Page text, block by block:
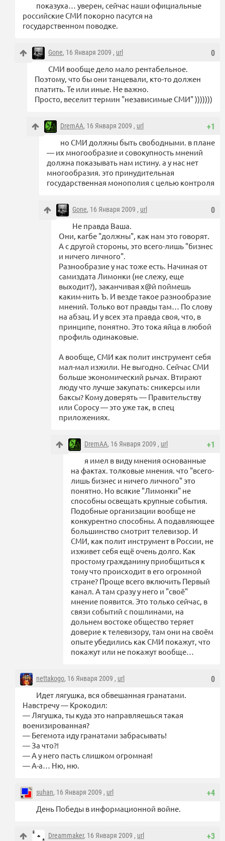
показуха… уверен, сейчас наши официальные
российские СМИ покорно пасутся на
государственном поводке.
0
Gone, 16 Января 2009 , url
СМИ вообще дело мало рентабельное.
Поэтому, что бы они танцевали, кто-то должен
платить. Те или иные. Не важно.
Просто, веселит термин "независимые СМИ" )))))))
+1
DremAA, 16 Января 2009 , url
но СМИ должны быть свободными. в плане
— их многообразие и совокупность мнений
должна показывать нам истину. а у нас нет
многообразия. это принудительная
государственная монополия с целью контроля
0
Gone, 16 Января 2009 , url
Не правда Ваша.
Они, кагбе "должны", как нам это говорят.
А с другой стороны, это всего-лишь "бизнес
и ничего личного".
Разнообразие у нас тоже есть. Начиная от
самиздата Лимонки (не слежу, еще
выходит?), заканчивая х@й поймешь
каким-нить Ъ. И везде такое разнообразие
мнений. Только вот правды там… По слову
на абзац. И у всех эта правда своя, что, в
принципе, понятно. Это тока яйца в любой
профиль одинаковые.
А вообще, СМИ как полит инструмент себя
мал-мал изжили. Не выгодно. Сейчас СМИ
больше экономический рычах. Втирают
люду что лучше закупать: сникерсы или
баксы? Кому доверять — Правительству
или Соросу — это уже так, в спец
приложениях.
+1
DremAA, 16 Января 2009 , url
я имел в виду мнения основанные
на фактах. толковые мнения. что "всего-
лишь бизнес и ничего личного" это
понятно. Но всякие "Лимонки" не
способны освещать крупные события.
Подобные организации вообще не
конкурентно способны. А подавляющее
большинство смотрит телевизор. И
СМИ, как полит инструмент в России, не
изживет себя ещё очень долго. Как
простому гражданину приобщиться к
тому что происходит в его огромной
стране? Проще всего включить Первый
канал. А там сразу у него и "своё"
мнение появится. Это только сейчас, в
связи событий с пошлинами, на
дольнем востоке общество теряет
доверие к телевизору, там они на своём
опыте убедились как СМИ покажут, что
покажут или не покажут вообще…
0
nettakogo, 16 Января 2009 , url
Идет лягушка, вся обвешанная гранатами.
Навстречу — Крокодил:
— Лягушка, ты куда это направляешься такая
военизированная?
— Бегемота иду гранатами забрасывать!
— За что?!
— А у него пасть слишком огромная!
— А-а… Ню, ню.
+4
suhan, 16 Января 2009 , url
День Победы в информационной войне.
+3
Dreammaker, 16 Января 2009 , url